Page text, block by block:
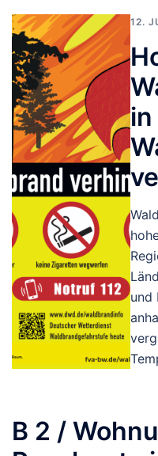
12.
in
und
B 2 /